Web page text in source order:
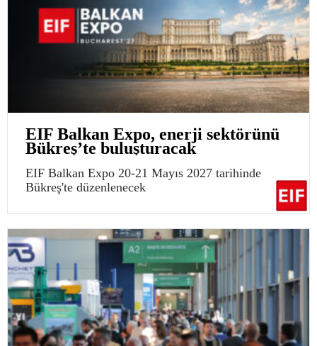
EIF Balkan Expo, enerji sektörünü
Bükreş’te buluşturacak
EIF Balkan Expo 20-21 Mayıs 2027 tarihinde
Bükreş'te düzenlenecek